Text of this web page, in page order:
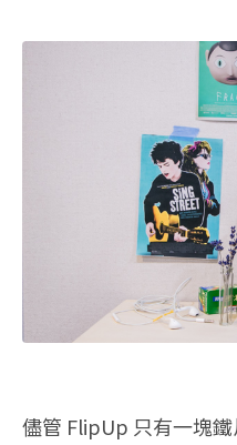
儘管 FlipUp 只有一塊